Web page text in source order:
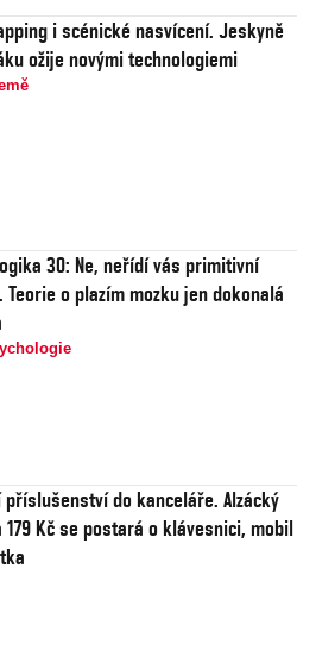
i scénické nasvícení. Jeskyně
ožije novými technologiemi
30: Ne, neřídí vás primitivní
o plazím mozku jen dokonalá
příslušenství do kanceláře. Alzácký
179 Kč se postará o klávesnici, mobil